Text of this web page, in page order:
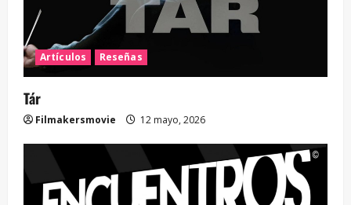
Artículos Reseñas
Tár
Filmakersmovie 12 mayo, 2026